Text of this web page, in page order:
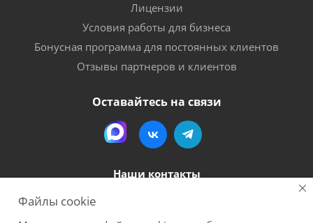
Лицензии
Условия работы для бизнеса
Бонусная программа для постоянных клиентов
Отзывы партнеров и клиентов
Оставайтесь на связи
Наши контакты
Файлы cookie